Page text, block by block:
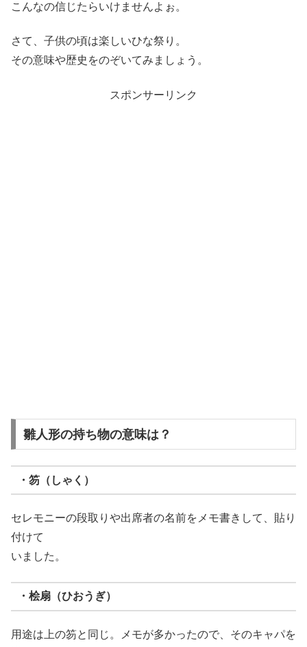
こんなの信じたらいけませんよぉ。
さて、子供の頃は楽しいひな祭り。
その意味や歴史をのぞいてみましょう。
スポンサーリンク
雛人形の持ち物の意味は？
・笏（しゃく）
セレモニーの段取りや出席者の名前をメモ書きして、貼り
付けて
いました。
・桧扇（ひおうぎ）
用途は上の笏と同じ。メモが多かったので、そのキャパを